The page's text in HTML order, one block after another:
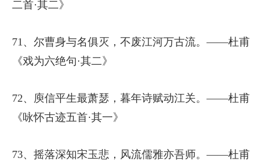
二首·其二》
71、尔曹身与名俱灭，不废江河万古流。——杜甫
《戏为六绝句·其二》
72、庾信平生最萧瑟，暮年诗赋动江关。——杜甫
《咏怀古迹五首·其一》
73、摇落深知宋玉悲，风流儒雅亦吾师。——杜甫